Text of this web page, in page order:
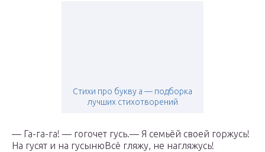
Стихи про букву а — подборка
лучших стихотворений
— Га-га-га! — гогочет гусь.— Я семьёй своей горжусь!
На гусят и на гусынюВсё гляжу, не нагляжусь!